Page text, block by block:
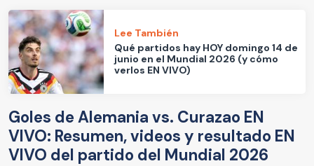
Lee También
Qué partidos hay HOY domingo 14 de
junio en el Mundial 2026 (y cómo
verlos EN VIVO)
Goles de Alemania vs. Curazao EN
VIVO: Resumen, videos y resultado EN
VIVO del partido del Mundial 2026